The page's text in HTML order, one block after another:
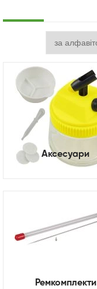
Аксесуари
Ремкомплекти